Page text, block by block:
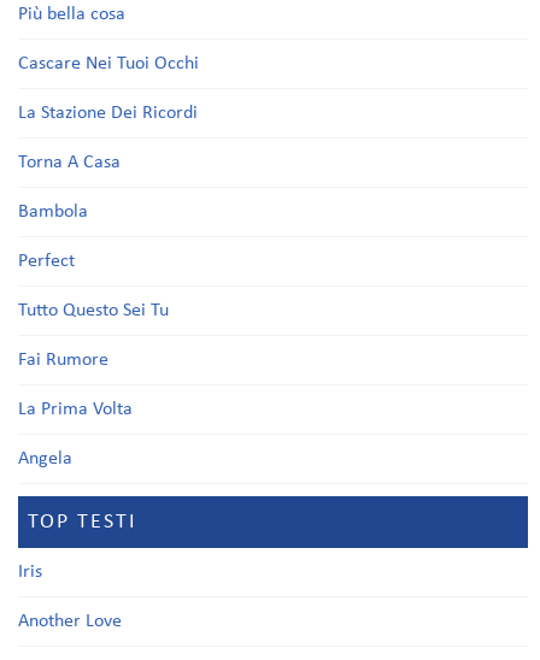
Più bella cosa
Cascare Nei Tuoi Occhi
La Stazione Dei Ricordi
Torna A Casa
Bambola
Perfect
Tutto Questo Sei Tu
Fai Rumore
La Prima Volta
Angela
TOP TESTI
Iris
Another Love